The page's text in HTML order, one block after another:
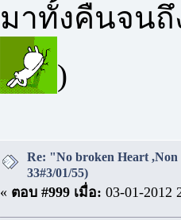
มาทั้งคืนจนถึ
)
Re: "No broken Heart
33#3/01/55)
« ตอบ #999 เมื่อ: 03-01-2012